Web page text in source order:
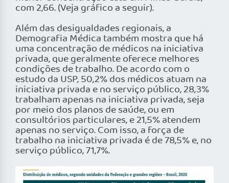
com 2,66. (Veja gráfico a seguir).
Além das desigualdades regionais, a
Demografia Médica também mostra que há
uma concentração de médicos na iniciativa
privada, que geralmente oferece melhores
condições de trabalho. De acordo com o
estudo da USP, 50,2% dos médicos atuam na
iniciativa privada e no serviço público, 28,3%
trabalham apenas na iniciativa privada, seja
por meio dos planos de saúde, ou em
consultórios particulares, e 21,5% atendem
apenas no serviço. Com isso, a força de
trabalho na iniciativa privada é de 78,5% e, no
serviço público, 71,7%.